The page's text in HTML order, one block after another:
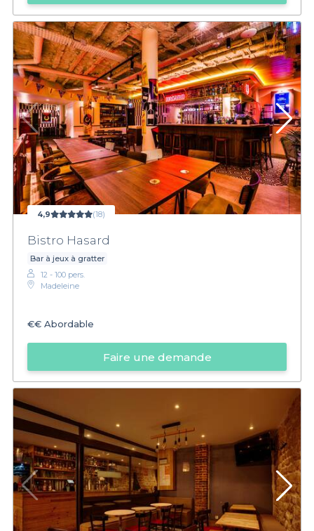
4,9 (18)
Bistro Hasard
Bar à jeux à gratter
12 - 100 pers.
Madeleine
€€ Abordable
Faire une demande